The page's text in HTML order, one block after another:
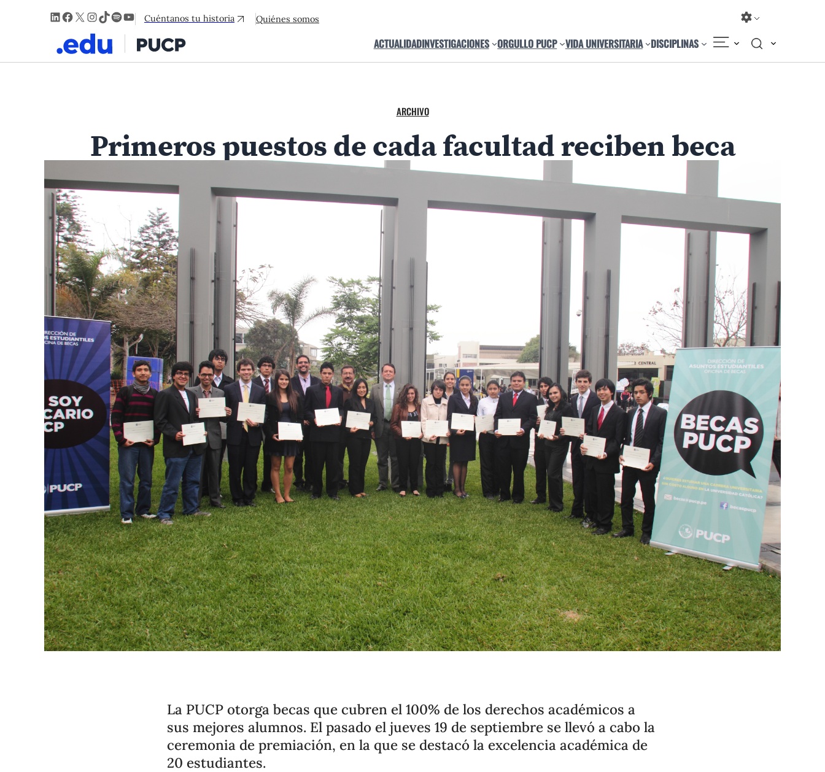
LinkedIn
Facebook
X Instagram
TikTok
Spotify
YouTube
Cuéntanos tu historia Quiénes somos
ACTUALIDADINVESTIGACIONES ORGULLO PUCP VIDA UNIVERSITARIA DISCIPLINAS
ARCHIVO
Primeros puestos de cada facultad reciben beca
La PUCP otorga becas que cubren el 100% de los derechos académicos a
sus mejores alumnos. El pasado el jueves 19 de septiembre se llevó a cabo la
ceremonia de premiación, en la que se destacó la excelencia académica de
20 estudiantes.